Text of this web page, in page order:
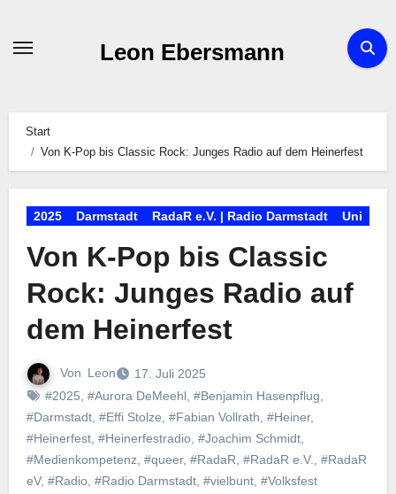
Leon Ebersmann
Start
Von K-Pop bis Classic Rock: Junges Radio auf dem Heinerfest
2025 Darmstadt RadaR e.V. | Radio Darmstadt Uni
Von K-Pop bis Classic
Rock: Junges Radio auf
dem Heinerfest
Von Leon
17. Juli 2025
#2025 #Aurora DeMeehl, #Benjamin Hasenpflug
#Darmstadt, #Effi Stolze #Fabian Vollrath #Heiner,
#Heinerfest, #Heinerfestradio, #Joachim Schmidt,
#Medienkompetenz #queer, #RadaR #RadaR e.V.
#RadaR
eV, #Radio, #Radio Darmstadt, #vielbunt, #Volksfest